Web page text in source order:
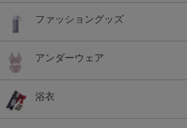
ファッショングッズ
アンダーウェア
浴衣